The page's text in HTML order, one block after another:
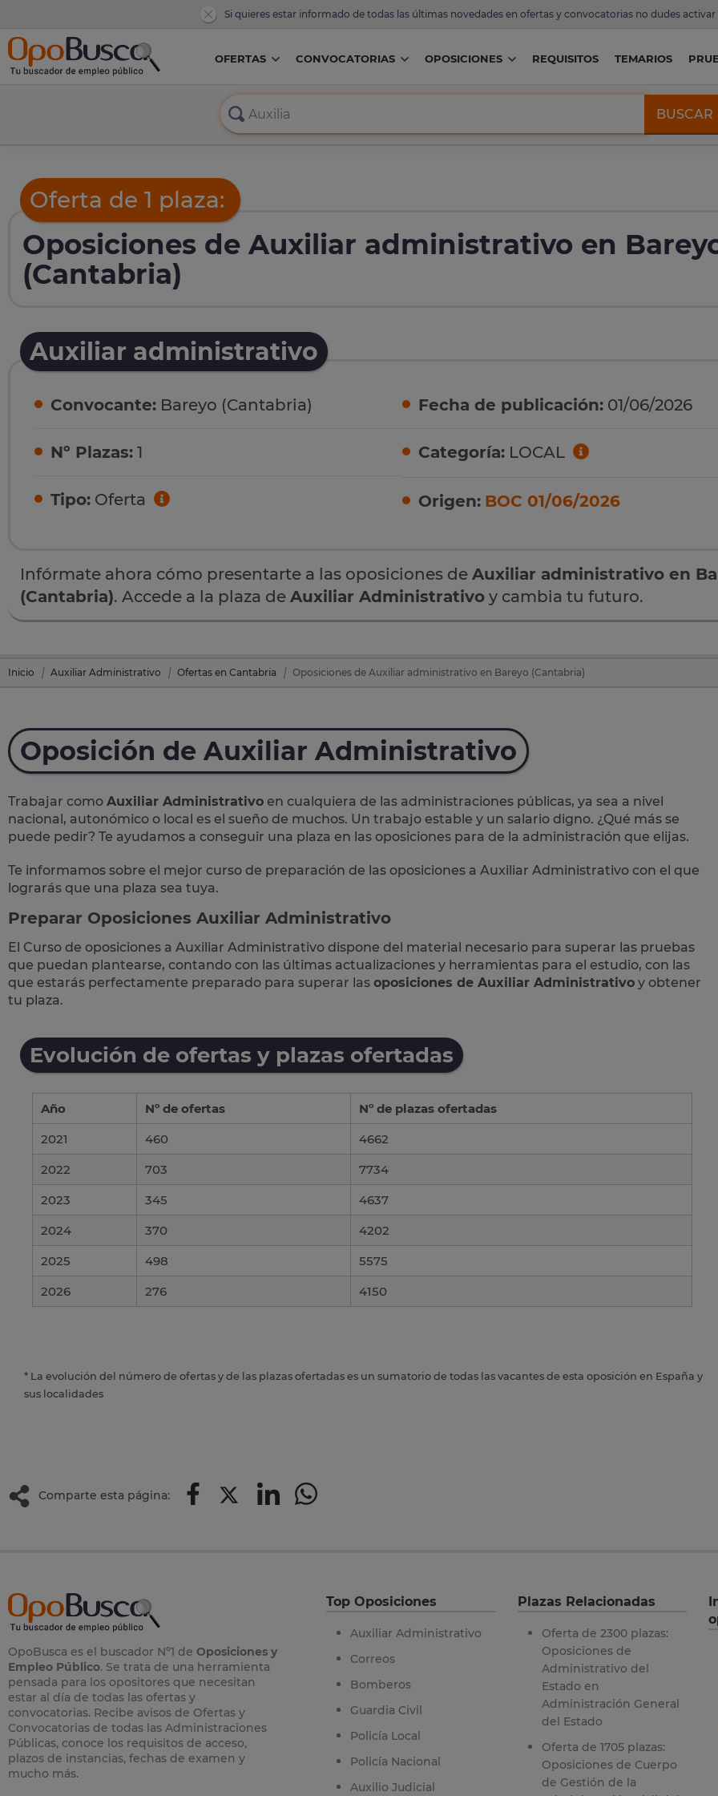
Si quieres estar informado de todas las últimas novedades en ofertas y convocatorias no dudes activar
OFERTAS CONVOCATORIAS OPOSICIONES REQUISITOS TEMARIOS
BUSCAR
Oferta de 1 plaza:
Oposiciones de Auxiliar administrativo en
(Cantabria)
Auxiliar administrativo
Convocante: Bareyo (Cantabria)
Nº Plazas: 1
Tipo: Oferta
Fecha de publicación: 01/06/2026
Categoría: LOCAL
Origen: BOC 01/06/2026
Infórmate ahora cómo presentarte a las oposiciones de Auxiliar administrativo en
(Cantabria). Accede a la plaza de Auxiliar Administrativo y cambia tu futuro.
Inicio Auxiliar Administrativo Ofertas en Cantabria Oposiciones de Auxiliar administrativo en Bareyo (Cantabria)
Oposición de Auxiliar Administrativo
Trabajar como Auxiliar Administrativo en cualquiera de las administraciones públicas, ya sea a nivel
nacional, autonómico o local es el sueño de muchos. Un trabajo estable y un salario digno. ¿Qué más se
puede pedir? Te ayudamos a conseguir una plaza en las oposiciones para de la administración que elijas.
Te informamos sobre el mejor curso de preparación de las oposiciones a Auxiliar Administrativo con el que
lograrás que una plaza sea tuya.
Preparar Oposiciones Auxiliar Administrativo
El Curso de oposiciones a Auxiliar Administrativo dispone del material necesario para superar las pruebas
que puedan plantearse, contando con las últimas actualizaciones y herramientas para el estudio, con las
que estarás perfectamente preparado para superar las oposiciones de Auxiliar Administrativo y obtener
tu plaza.
Evolución de ofertas y plazas ofertadas
Año Nº de ofertas
Nº de plazas ofertadas
2021
460
4662
2022
703
7734
2023
345
4637
2024
370
4202
2025
498
5575
2026
276 4150
* La evolución del número de ofertas y de las plazas ofertadas es un sumatorio de todas las vacantes de esta oposición en España y
sus localidades
Comparte esta página:
OpoBusca es el buscador Nº1 de Oposiciones y
Empleo Público. Se trata de una herramienta
pensada para los opositores que necesitan
estar al día de todas las ofertas y
convocatorias. Recibe avisos de Ofertas y
Convocatorias de todas las Administraciones
Públicas, conoce los requisitos de acceso,
plazos de instancias, fechas de examen y
mucho más.
Top Oposiciones
Auxiliar Administrativo
Correos
Bomberos
Guardia Civil
Policía Local
Policía Nacional
Auxilio Judicial
Plazas Relacionadas
Oferta de 2300 plazas:
Oposiciones de
Administrativo del
Estado en
Administración General
del Estado
Oferta de 1705 plazas:
Oposiciones de Cuerpo
de Gestión de la